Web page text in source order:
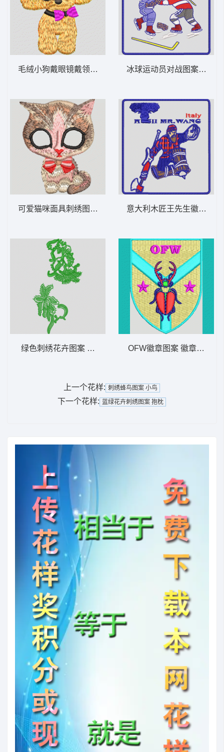
毛绒小狗戴眼镜戴领结 小狗
可爱猫咪面具刺绣图案 小猫
绿色刺绣花卉图案 水溶
冰球运动员对战图案 徽章
意大利木匠王先生徽章 徽
OFW徽章图案 徽章标志梅
上一个花样: 刺绣蜂鸟图案 小鸟
下一个花样: 蓝绿花卉刺绣图案 抱枕